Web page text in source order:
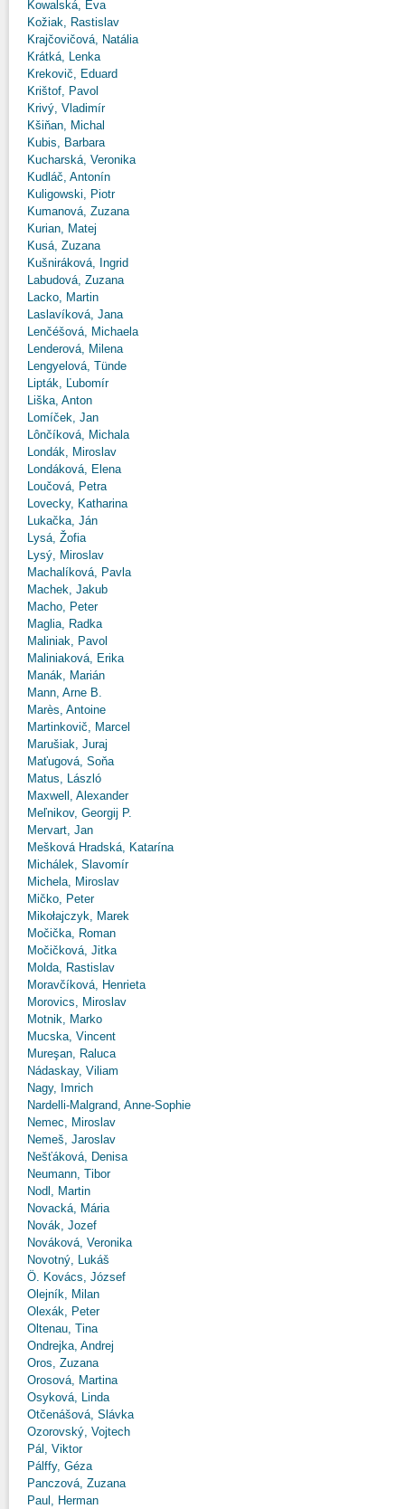
Kowalská, Eva
Kožiak, Rastislav
Krajčovičová, Natália
Krátká, Lenka
Krekovič, Eduard
Krištof, Pavol
Krivý, Vladimír
Kšiňan, Michal
Kubis, Barbara
Kucharská, Veronika
Kudláč, Antonín
Kuligowski, Piotr
Kumanová, Zuzana
Kurian, Matej
Kusá, Zuzana
Kušniráková, Ingrid
Labudová, Zuzana
Lacko, Martin
Laslavíková, Jana
Lenčéšová, Michaela
Lenderová, Milena
Lengyelová, Tünde
Lipták, Ľubomír
Liška, Anton
Lomíček, Jan
Lônčíková, Michala
Londák, Miroslav
Londáková, Elena
Loučová, Petra
Lovecky, Katharina
Lukačka, Ján
Lysá, Žofia
Lysý, Miroslav
Machalíková, Pavla
Machek, Jakub
Macho, Peter
Maglia, Radka
Maliniak, Pavol
Maliniaková, Erika
Manák, Marián
Mann, Arne B.
Marès, Antoine
Martinkovič, Marcel
Marušiak, Juraj
Maťugová, Soňa
Matus, László
Maxwell, Alexander
Meľnikov, Georgij P.
Mervart, Jan
Mešková Hradská, Katarína
Michálek, Slavomír
Michela, Miroslav
Mičko, Peter
Mikołajczyk, Marek
Močička, Roman
Močičková, Jitka
Molda, Rastislav
Moravčíková, Henrieta
Morovics, Miroslav
Motnik, Marko
Mucska, Vincent
Mureşan, Raluca
Nádaskay, Viliam
Nagy, Imrich
Nardelli-Malgrand, Anne-Sophie
Nemec, Miroslav
Nemeš, Jaroslav
Nešťáková, Denisa
Neumann, Tibor
Nodl, Martin
Novacká, Mária
Novák, Jozef
Nováková, Veronika
Novotný, Lukáš
Ö. Kovács, József
Olejník, Milan
Olexák, Peter
Oltenau, Tina
Ondrejka, Andrej
Oros, Zuzana
Orosová, Martina
Osyková, Linda
Otčenášová, Slávka
Ozorovský, Vojtech
Pál, Viktor
Pálffy, Géza
Panczová, Zuzana
Paul, Herman